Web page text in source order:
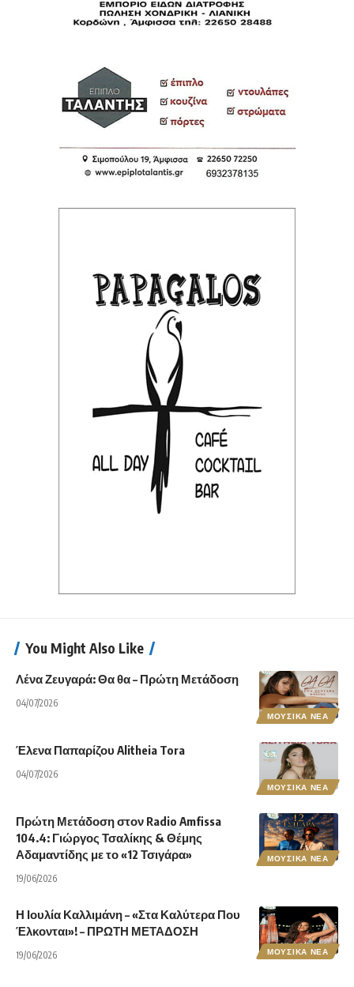
You Might Also Like
ΜΟΥΣΙΚΑ ΝΕΑ
Λένα Ζευγαρά: Θα θα – Πρώτη Μετάδοση
04/07/2026
ΜΟΥΣΙΚΑ ΝΕΑ
Έλενα Παπαρίζου Alitheia Tora
04/07/2026
ΜΟΥΣΙΚΑ ΝΕΑ
Πρώτη Μετάδοση στον Radio Amfissa
104.4: Γιώργος Τσαλίκης & Θέμης
Αδαμαντίδης με το «12 Τσιγάρα»
19/06/2026
ΜΟΥΣΙΚΑ ΝΕΑ
Η Ιουλία Καλλιμάνη – «Στα Καλύτερα Που
Έλκονται»! – ΠΡΩΤΗ ΜΕΤΑΔΟΣΗ
19/06/2026